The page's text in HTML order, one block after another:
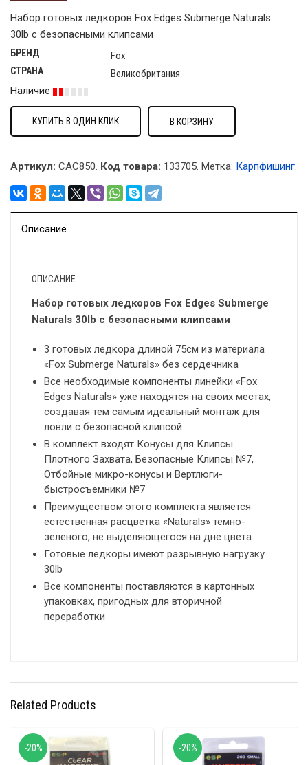
Набор готовых ледкоров Fox Edges Submerge Naturals
30lb с безопасными клипсами
БРЕНД Fox
СТРАНА
Великобритания
Наличие
КУПИТЬ В ОДИН КЛИК В КОРЗИНУ
Артикул: CAC850. Код товара: 133705. Метка: Карпфишинг.
Описание
ОПИСАНИЕ
Набор готовых ледкоров Fox Edges Submerge
Naturals 30lb с безопасными клипсами
3 готовых ледкора длиной 75см из материала
«Fox Submerge Naturals» без сердечника
Все необходимые компоненты линейки «Fox
Edges Naturals» уже находятся на своих местах,
создавая тем самым идеальный монтаж для
ловли с безопасной клипсой
В комплект входят Конусы для Клипсы
Плотного Захвата, Безопасные Клипсы №7,
Отбойные микро-конусы и Вертлюги-
быстросъемники №7
Преимуществом этого комплекта является
естественная расцветка «Naturals» темно-
зеленого, не выделяющегося на дне цвета
Готовые ледкоры имеют разрывную нагрузку
30lb
Все компоненты поставляются в картонных
упаковках, пригодных для вторичной
переработки
Related Products
-20% -20%